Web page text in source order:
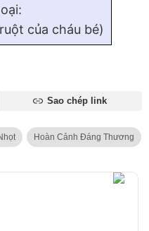
của cháu bé)
Sao chép link
Hoàn Cảnh Đáng Thương